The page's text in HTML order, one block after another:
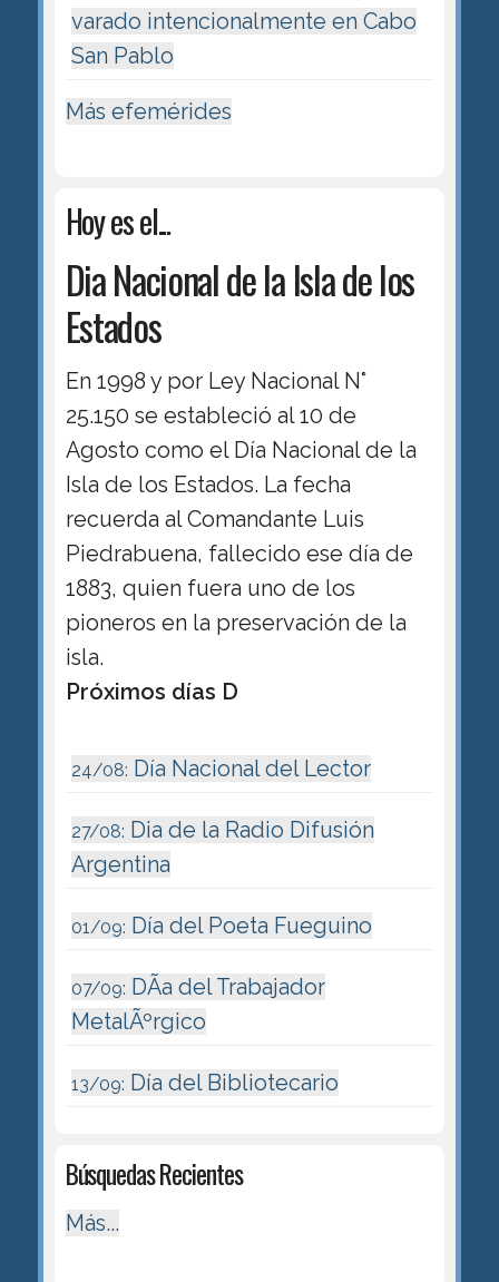
varado intencionalmente en Cabo
San Pablo
Más efemérides
Hoy es el...
Dia Nacional de la Isla de los
Estados
En 1998 y por Ley Nacional N°
25.150 se estableció al 10 de
Agosto como el Día Nacional de la
Isla de los Estados. La fecha
recuerda al Comandante Luis
Piedrabuena, fallecido ese día de
1883, quien fuera uno de los
pioneros en la preservación de la
isla.
Próximos días D
24/08: Día Nacional del Lector
27/08: Dia de la Radio Difusión
Argentina
01/09: Día del Poeta Fueguino
07/09: DÃ­a del Trabajador
MetalÃºrgico
13/09: Día del Bibliotecario
Búsquedas Recientes
Más...